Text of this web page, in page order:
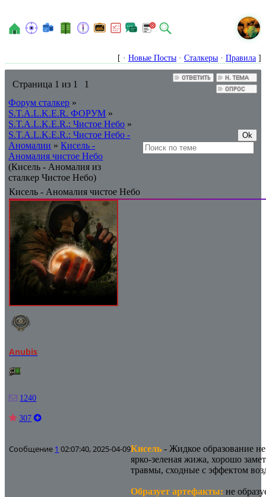
N
[ · Новые Посты · Сталкеры · Правила ]
Страница 1 из 1
1
Форум сталкер »
S.T.A.L.K.E.R. ФОРУМ »
S.T.A.L.K.E.R.: Чистое Небо »
S.T.A.L.K.E.R.: Чистое Небо -
Аномалии » Кисель -
Аномалия чистое Небо
(Кисель - Аномалия из
сталкер Чистое Небо)
Кисель - Аномалия чистое Небо
Anubis
1240
307
Сообщение 1 02:07:40, 2025-04-09Кисель - Жидкое образование
ярко-зеленая жижа, хорошо
травмы, сходные с эффектом
Образует артефакты: не